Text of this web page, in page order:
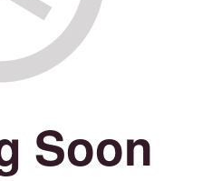
Soon